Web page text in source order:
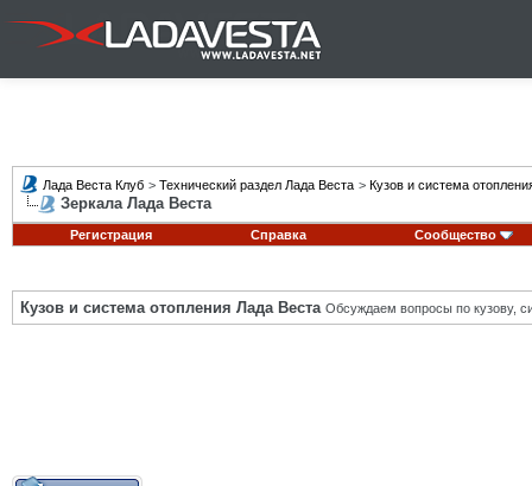
Лада Веста Клуб > Технический раздел Лада Веста > Кузов и система
Зеркала Лада Веста
Регистрация Справка Сообщество
Кузов и система отопления Лада Веста Обсуждаем вопросы по кузову,